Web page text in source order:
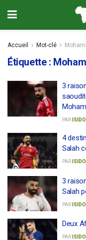
Accueil Mot-clé
Étiquette :
3
PAR
4
Salah
PAR
3
Salah
PAR
Deux
PAR